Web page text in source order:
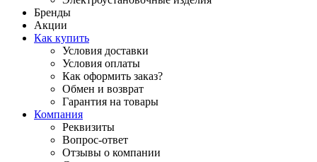
Бренды
Акции
Как купить
Условия доставки
Условия оплаты
Как оформить заказ?
Обмен и возврат
Гарантия на товары
Компания
Реквизиты
Вопрос-ответ
Отзывы о компании